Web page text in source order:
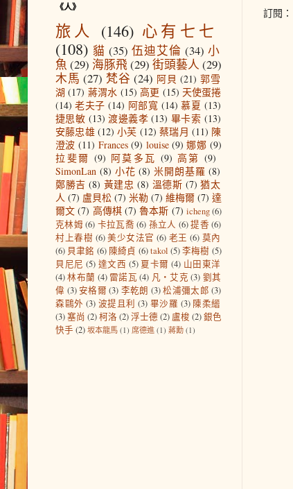
訂閱：
《人》
旅人 (146) 心有七七
(108) 貓 (35) 伍迪艾倫 (34) 小
魚 (29) 海豚飛(29) 街頭藝人 (29)
木馬 (27) 梵谷 (24) 阿貝 (21) 郭雪
湖 (17) 蔣渭水 (15) 高更 (15) 天使蛋捲
(14) 老夫子 (14) 阿部寬 (14) 慕夏 (13)
捷思敏 (13) 渡邊義孝 (13) 畢卡索 (13)
安藤忠雄 (12) 小芙 (12) 蔡瑞月 (11) 陳
澄波 (11) Frances (9) louise (9) 娜娜 (9)
拉斐爾 (9) 阿莫多瓦 (9) 高第 (9)
SimonLan (8) 小花 (8) 米開朗基羅 (8)
鄭勝吉 (8) 黃建忠 (8) 溫德斯 (7) 猶太
人 (7) 盧貝松 (7) 米勒 (7) 維梅爾 (7) 達
爾文 (7) 高傳棋 (7) 魯本斯 (7) icheng(6)
克林姆 (6) 卡拉瓦喬 (6) 孫立人 (6)提香 (6)
村上春樹 (6) 美少女法官 (6) 老王 (6) 莫內
(6) 貝聿銘 (6) 陳綺貞 (6) takol (5)李梅樹 (5)
貝尼尼 (5) 達文西 (5) 夏卡爾 (4) 山田東洋
(4)林布蘭 (4) 雷諾瓦 (4) 凡‧艾克 (3) 劉其
偉 (3)安格爾 (3) 李乾朗 (3)松浦彌太郎 (3)
森鷗外 (3) 波提且利 (3) 畢沙羅 (3) 陳柔縉
(3)塞尚 (2)柯洛 (2)浮士德 (2) 盧梭 (2)銀色
快手 (2) 坂本龍馬 (1) 席德進 (1) 蔣勳 (1)